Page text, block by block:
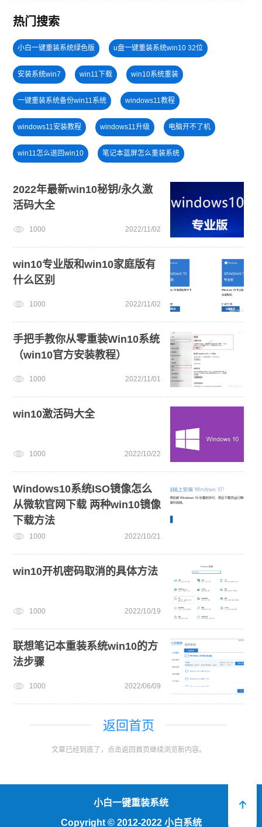
热门搜索
小白一键重装系统绿色版 u盘一键重装系统win10 32位
安装系统win7 win11下载 win10系统重装
一键重装系统备份win11系统 windows11教程
windows11安装教程 windows11升级 电脑开不了机
win11怎么退回win10 笔记本蓝屏怎么重装系统
电脑开不了机怎么重装系统 win7系统重装
U盘重装系统 win10升级win11
2022年最新win10秘钥/永久激
活码大全
1000 2022/11/02
win10专业版和win10家庭版有
什么区别
1000 2022/11/02
手把手教你从零重装Win10系统
（win10官方安装教程）
1000 2022/11/01
win10激活码大全
1000 2022/10/22
Windows10系统ISO镜像怎么
从微软官网下载 两种win10镜像
下载方法
1000 2022/10/21
win10开机密码取消的具体方法
1000 2022/10/19
联想笔记本重装系统win10的方
法步骤
1000 2022/06/09
返回首页
文章已经到底了，点击返回首页继续浏览新内容。
小白一键重装系统
Copyright ©2012-2022 小白系统